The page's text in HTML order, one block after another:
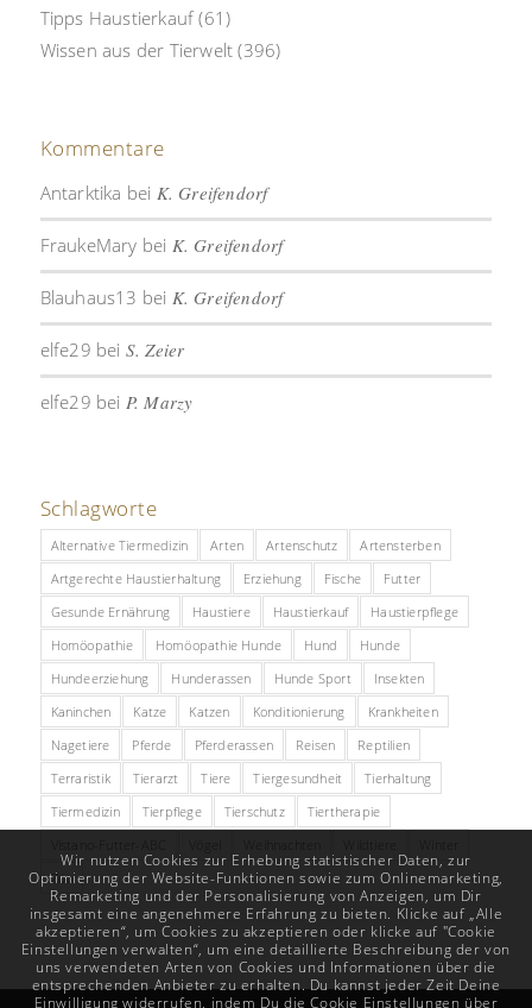
Tipps Haustierkauf (61)
Wissen aus der Tierwelt (396)
Kommentare
Antarktika bei K. Greifendorf
FraukeMary bei K. Greifendorf
Blauhaus13 bei K. Greifendorf
elfe29 bei S. Zeier
elfe29 bei P. Marzy
Schlagworte
Alternative Tiermedizin Arten Artenschutz
Artensterben
Artgerechte Haustierhaltung
Erziehung Fische
Futter
Gesunde Ernährung
Haustiere Haustierkauf
Haustierpflege
Homöopathie
Homöopathie Hunde Hund
Hunde
Hundeerziehung
Hunderassen Hunde Sport
Insekten
Kaninchen
Katze Katzen Konditionierung
Krankheiten
Nagetiere
Pferde Pferderassen Reisen
Reptilien
Terraristik
Tierarzt Tiere Tiergesundheit
Tierhaltung
Tiermedizin
Tierpflege Tierschutz
Tiertherapie
Zoo
Wir nutzen Cookies zur Erhebung statistischer Daten, zur
Optimierung der Website-Funktionen sowie zum Onlinemarketing,
Remarketing und der Personalisierung von Anzeigen, um Dir
insgesamt eine angenehmere Erfahrung zu bieten. Klicke auf „Alle
akzeptieren“, um Cookies zu akzeptieren oder klicke auf "Cookie
Einstellungen verwalten“, um eine detaillierte Beschreibung der von
uns verwendeten Arten von Cookies und Informationen über die
entsprechenden Anbieter zu erhalten. Du kannst jeder Zeit Deine
Einwilligung widerrufen, indem Du die Cookie Einstellungen über